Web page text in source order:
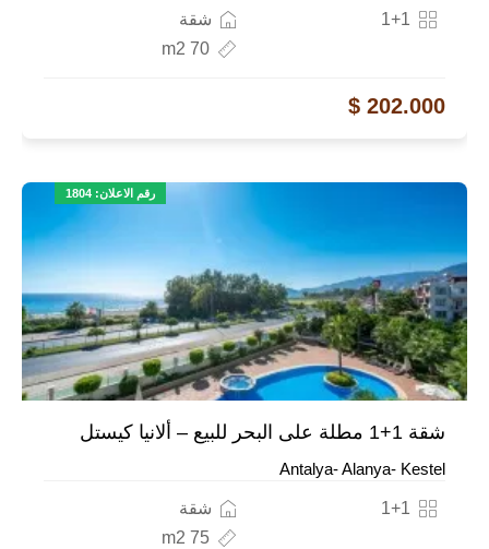
شقة
1+1
70 m2
202.000 $
رقم الاعلان: 1804
شقة 1+1 مطلة على البحر للبيع – ألانيا كيستل
Antalya- Alanya- Kestel
شقة
1+1
75 m2